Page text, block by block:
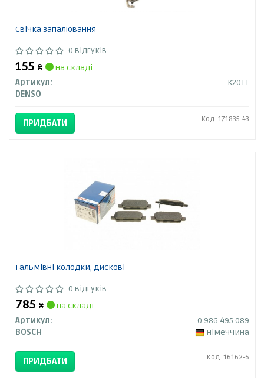
Свічка запалювання
0 відгуків
155 ₴
на складі
Артикул:
K20TT
DENSO
ПРИДБАТИ Код: 171835-43
Гальмівні колодки, дискові
0 відгуків
785 ₴
на складі
Артикул:
0 986 495 089
BOSCH
Німеччина
ПРИДБАТИ Код: 16162-6